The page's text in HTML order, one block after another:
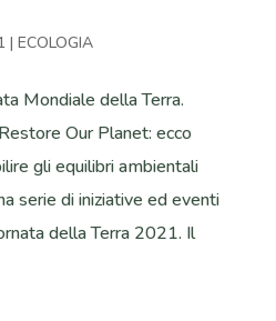
| ECOLOGIA
Mondiale della Terra.
Our Planet: ecco
gli equilibri ambientali
serie di iniziative ed eventi
della Terra 2021. Il